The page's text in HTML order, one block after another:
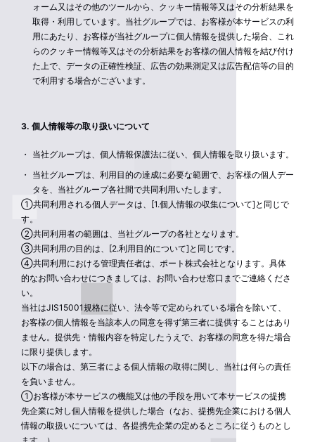
ォーム又はその他のツールから、クッキー情報等又はその分析結果を
取得・利用しています。当社グループでは、お客様が本サービスの利
用にあたり、お客様が当社グループに個人情報を提供した場合、これ
らのクッキー情報等又はその分析結果をお客様の個人情報を結び付け
た上で、データの正確性検証、広告の効果測定又は広告配信等の目的
で利用する場合がございます。
3. 個人情報等の取り扱いについて
当社グループは、個人情報保護法に従い、個人情報を取り扱います。
当社グループは、利用目的の達成に必要な範囲で、お客様の個人デー
タを、当社グループ各社間で共同利用いたします。
①共同利用される個人データは、[1.個人情報の収集について]と同じで
す。
②共同利用者の範囲は、当社グループの各社となります。
③共同利用の目的は、[2.利用目的について]と同じです。
④共同利用における管理責任者は、ポート株式会社となります。具体
的なお問い合わせにつきましては、お問い合わせ窓口までご連絡くださ
い。
当社はJIS15001規格に従い、法令等で定められている場合を除いて、
お客様の個人情報を当該本人の同意を得ず第三者に提供することはあり
ません。提供先・情報内容を特定したうえで、お客様の同意を得た場合
に限り提供します。
以下の場合は、第三者による個人情報の取得に関し、当社は何らの責任
を負いません。
①お客様が本サービスの機能又は他の手段を用いて本サービスの提携
先企業に対し個人情報を提供した場合（なお、提携先企業における個人
情報の取扱いについては、各提携先企業の定めるところに従うものとし